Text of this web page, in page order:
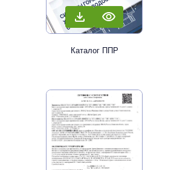
Каталог ППР